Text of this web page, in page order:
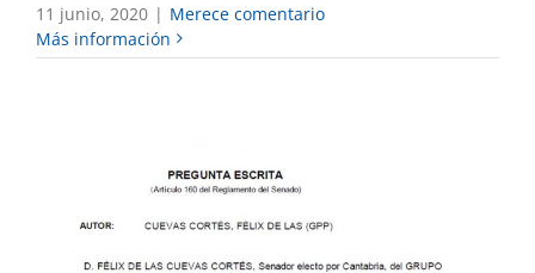
11 junio, 2020 | Merece comentario
Más información